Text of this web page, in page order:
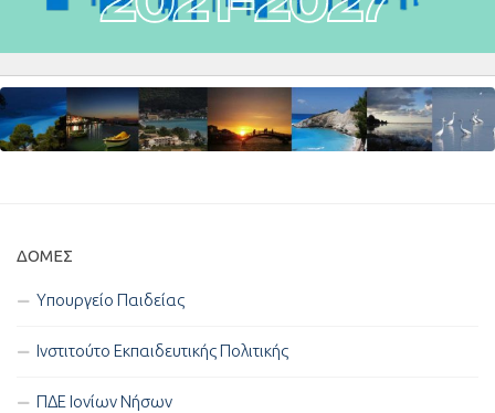
ΔΟΜΈΣ
Υπουργείο Παιδείας
Ινστιτούτο Εκπαιδευτικής Πολιτικής
ΠΔΕ Ιονίων Νήσων